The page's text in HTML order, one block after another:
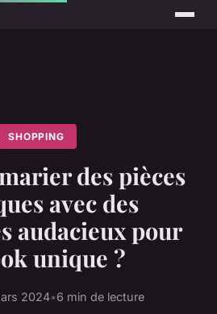
SHOPPING
des pièces
avec des
audacieux pour
unique ?
2024•6 min de lecture